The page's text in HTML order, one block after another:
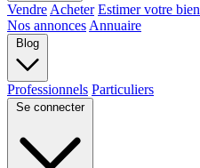
Vendre Acheter Estimer votre bien
Nos annonces Annuaire
Blog
Professionnels Particuliers
Se connecter